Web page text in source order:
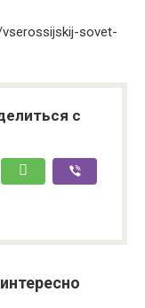
sovet-
с